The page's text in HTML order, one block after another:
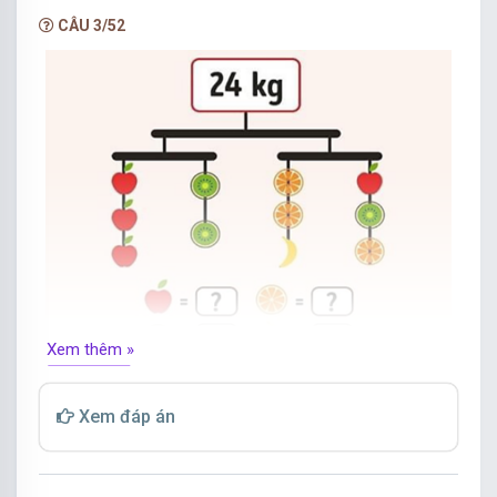
12,
Từ dòng thứ ba ta xác định được: Con chim = 0,
Từ dòng thứ hai ta xác định được: Cái bút chì = 6
Số thích hợp điền vào dấu hỏi chấm là: (12 × 2)
× 0 + 6 = 6
Đáp án: 6
CÂU 3/52
Tìm khối lượng của từng loại quả.
Xem thêm »
Xem đáp án